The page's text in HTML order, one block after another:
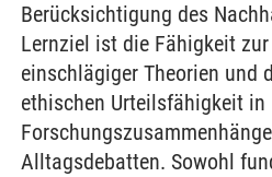
Berücksichtigung des
Lernziel ist die Fähigkeit
einschlägiger Theorien und
ethischen Urteilsfähigkeit in
Alltagsdebatten. Sowohl